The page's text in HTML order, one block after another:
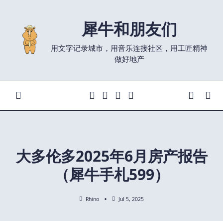
content
犀牛和朋友们
用文字记录城市，用音乐连接社区，用工匠精神
做好地产
大多伦多2025年6月房产报告
（犀牛手札599）
Rhino Jul 5, 2025